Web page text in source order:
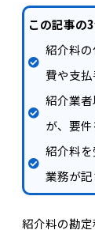
この記事の
紹介料
費や支
紹介業
が、要
紹介料
業務が
紹介料の勘